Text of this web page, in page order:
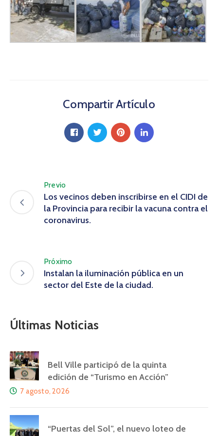
Compartir Artículo
Previo
Los vecinos deben inscribirse en el CIDI de
la Provincia para recibir la vacuna contra el
coronavirus.
Próximo
Instalan la iluminación pública en un
sector del Este de la ciudad.
Últimas Noticias
Bell Ville participó de la quinta
edición de “Turismo en Acción”
7 agosto, 2026
“Puertas del Sol”, el nuevo loteo de